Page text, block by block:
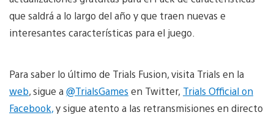
que saldrá a lo largo del año y que traen nuevas e
interesantes características para el juego.
Para saber lo último de Trials Fusion, visita Trials en la
web, sigue a @TrialsGames en Twitter, Trials Official on
Facebook,y sigue atento a las retransmisiones en directo